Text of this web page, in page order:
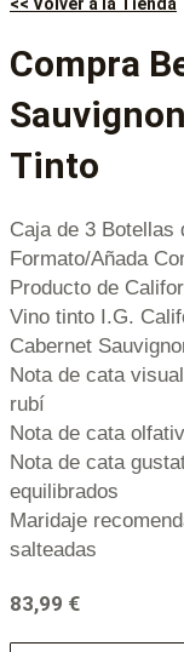
Compra
Tinto
Caja de 3 Botellas
Formato/Añada
Producto de
Vino tinto I.G.
Cabernet
Nota de cata
rubí
Nota de cata
Nota de cata
equilibrados
Maridaje
salteadas
83,99 €